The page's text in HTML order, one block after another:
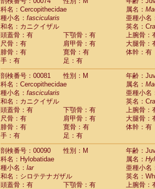
HylobatidaeHylobates agilis
HylobatidaeHylobates klossii (0)
Hylobatidae
HylobatidaeHylobates moloch(0)
Hylobatidae Hylobates muelleri(0)
HylobatidaeHylobates pileatus(2)
Hylobatidae Hylobates
HylobatidaeHylobateshybrid(0)
HylobatidaeNomascus concolor(0)
HylobatidaeSymphalangus
Hominidae
(0)
Hominidae
Hominidae Gorilla gorilla beringei(0)
Hominidae Gorilla gorilla gorilla(0)
Primates misc.(0)
Scandentia Dendrogale melanura
Scandentia Ptilocercus lowii
Scandentia
Scandentia
ScandentiaTupaia minor
科名：Cercopithecidae
属名：
種小名： fascicularis
亜種小名
和名：カニクイザル
英名：
頭蓋骨：有
下顎骨：有
上腕骨：
尺骨：有
肩甲骨：有
大腿骨：
腓骨：有
寛骨：有
体幹：有
手：有
足：有
剖検番号：00081
性別：M
年齢：
科名：Cercopithecidae
属名：
種小名： fascicularis
亜種小名
和名：カニクイザル
英名：
頭蓋骨：有
下顎骨：有
上腕骨：
尺骨：有
肩甲骨：有
大腿骨：
腓骨：有
寛骨：有
体幹：有
手：有
足：有
剖検番号：00090
性別：M
年齢：
科名：Hylobatidae
属名：
種小名： lar
亜種小名
和名：シロテテナガザル
英名：
頭蓋骨：有
下顎骨：有
上腕骨：